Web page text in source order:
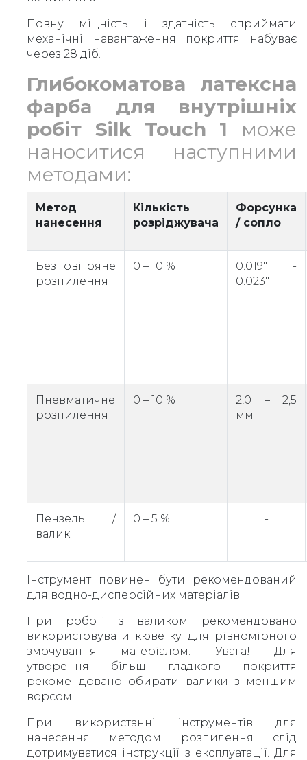
Повну міцність і здатність сприймати
механічні навантаження покриття набуває
через 28 діб.
Глибокоматова латексна
фарба для внутрішніх
робіт Silk Touch 1 може
наноситися наступними
методами:
Метод
нанесення
Кількість
розріджувача
Форсунка
/ сопло
Безповітряне
розпилення
0 – 10 %
0.019" -
0.023"
Пневматичне
розпилення
0 – 10 %
2,0 – 2,5
мм
Пензель /
валик
0 – 5 % -
Інструмент повинен бути рекомендований
для водно-дисперсійних матеріалів.
При роботі з валиком рекомендовано
використовувати кюветку для рівномірного
змочування матеріалом. Увага! Для
утворення більш гладкого покриття
рекомендовано обирати валики з меншим
ворсом.
При використанні інструментів для
нанесення методом розпилення слід
дотримуватися інструкції з експлуатації. Для